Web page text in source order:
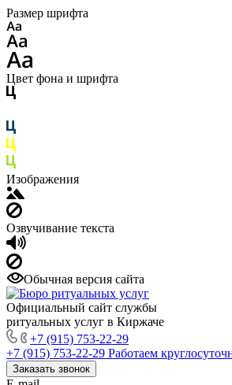
Размер шрифта
Цвет фона и шрифта
Изображения
Озвучивание текста
Обычная версия сайта
Официальный сайт службы
ритуальных услуг в Киржаче
+7 (915) 753-22-29
+7 (915) 753-22-29 Работаем
Заказать звонок